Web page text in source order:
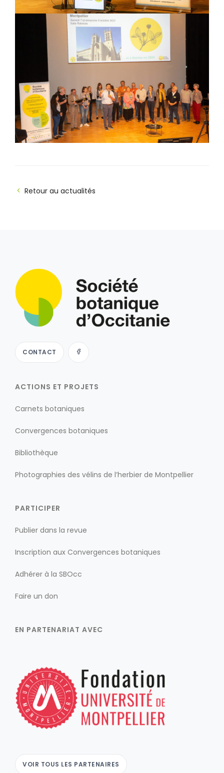
Retour au actualités
CONTACT
ACTIONS ET PROJETS
Carnets botaniques
Convergences botaniques
Bibliothèque
Photographies des vélins de l’herbier de Montpellier
PARTICIPER
Publier dans la revue
Inscription aux Convergences botaniques
Adhérer à la SBOcc
Faire un don
EN PARTENARIAT AVEC
VOIR TOUS LES PARTENAIRES